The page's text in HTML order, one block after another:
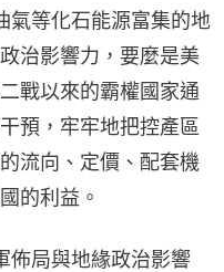
氣等化石能源富集的地
治影響力，要麼是美
戰以來的霸權國家通
預，牢牢地把控產區
流向、定價、配套機
的利益。
佈局與地緣政治影響